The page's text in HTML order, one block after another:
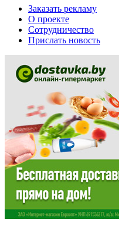
Заказать рекламу
О проекте
Сотрудничество
Прислать новость